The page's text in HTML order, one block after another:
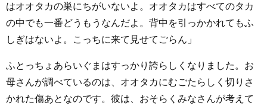
はオオタカの巣にちがいないよ。オオタカはすべてのタカ
の中でも一番どうもうなんだよ。背中を引っかかれてもふ
しぎはないよ。こっちに来て見せてごらん」
ふとっちょあらいぐまはすっかり誇らしくなりました。お
母さんが調べているのは、オオタカにむごたらしく切りさ
かれた傷あとなのです。彼は、おそらくみなさんが考えて